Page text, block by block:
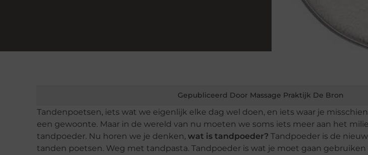
Gepubliceerd Door Massage Praktijk De Bron
Tandenpoetsen, iets wat we eigenlijk elke dag wel doen, en iets waar je
een gewoonte. Maar in de wereld van nu moeten we soms iets meer aan het
tandpoeder. Nu horen we je denken, wat is tandpoeder? Tandpoeder is de
tanden poetsen. Weg met tandpasta. Tandpoeder is wat je moet gaan gebruiken